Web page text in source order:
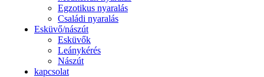
Egzotikus nyaralás
Családi nyaralás
Esküvő/nászút
Esküvők
Leánykérés
Nászút
kapcsolat